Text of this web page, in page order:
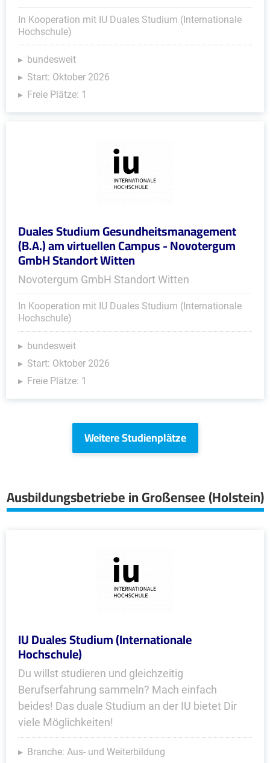
In Kooperation mit IU Duales Studium (Internationale
Hochschule)
bundesweit
Start: Oktober 2026
Freie Plätze: 1
Duales Studium Gesundheitsmanagement
(B.A.) am virtuellen Campus - Novotergum
GmbH Standort Witten
Novotergum GmbH Standort Witten
In Kooperation mit IU Duales Studium (Internationale
Hochschule)
bundesweit
Start: Oktober 2026
Freie Plätze: 1
Weitere Studienplätze
Ausbildungsbetriebe in Großensee (Holstein)
IU Duales Studium (Internationale
Hochschule)
Du willst studieren und gleichzeitig
Berufserfahrung sammeln? Mach einfach
beides! Das duale Studium an der IU bietet Dir
viele Möglichkeiten!
Branche: Aus- und Weiterbildung